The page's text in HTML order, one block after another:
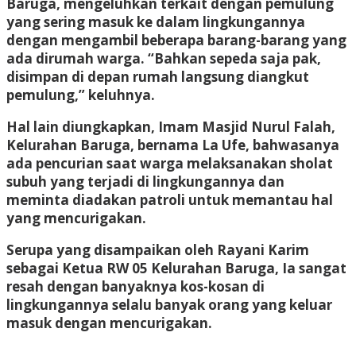
yang sering masuk ke dalam lingkungannya
dengan mengambil beberapa barang-barang yang
ada dirumah warga. “Bahkan sepeda saja pak,
disimpan di depan rumah langsung diangkut
pemulung,” keluhnya.
Hal lain diungkapkan, Imam Masjid Nurul Falah,
Kelurahan Baruga, bernama La Ufe, bahwasanya
ada pencurian saat warga melaksanakan sholat
subuh yang terjadi di lingkungannya dan
meminta diadakan patroli untuk memantau hal
yang mencurigakan.
Serupa yang disampaikan oleh Rayani Karim
sebagai Ketua RW 05 Kelurahan Baruga, Ia sangat
resah dengan banyaknya kos-kosan di
lingkungannya selalu banyak orang yang keluar
masuk dengan mencurigakan.